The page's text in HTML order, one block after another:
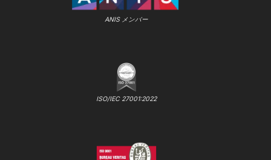
ANIS メンバー
ISO/IEC 27001:2022